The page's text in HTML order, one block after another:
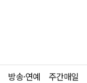
방송·연예 주간매일